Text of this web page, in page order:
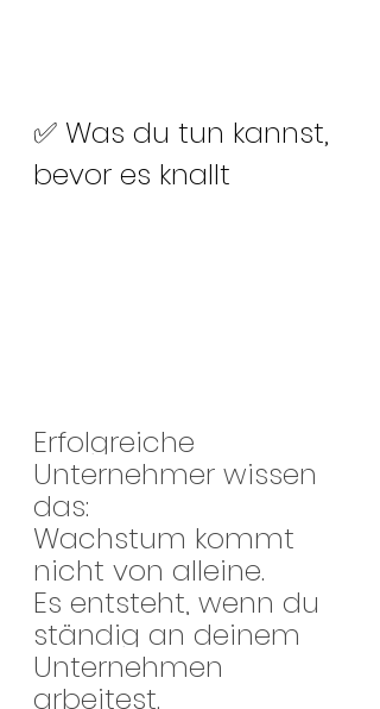
✅ Was du tun kannst,
bevor es knallt
Erfolgreiche
Unternehmer wissen
das:
Wachstum kommt
nicht von alleine.
Es entsteht, wenn du
ständig an deinem
Unternehmen
arbeitest.